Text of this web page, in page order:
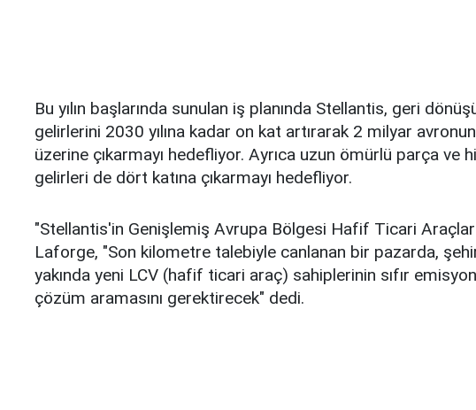
Bu yılın başlarında sunulan iş planında Stellantis, geri
gelirlerini 2030 yılına kadar on kat artırarak 2 milyar
üzerine çıkarmayı hedefliyor. Ayrıca uzun ömürlü parça ve
gelirleri de dört katına çıkarmayı hedefliyor.
"Stellantis'in Genişlemiş Avrupa Bölgesi Hafif Ticari Araçlar
Laforge, "Son kilometre talebiyle canlanan bir pazarda,
yakında yeni LCV (hafif ticari araç) sahiplerinin sıfır
çözüm aramasını gerektirecek" dedi.